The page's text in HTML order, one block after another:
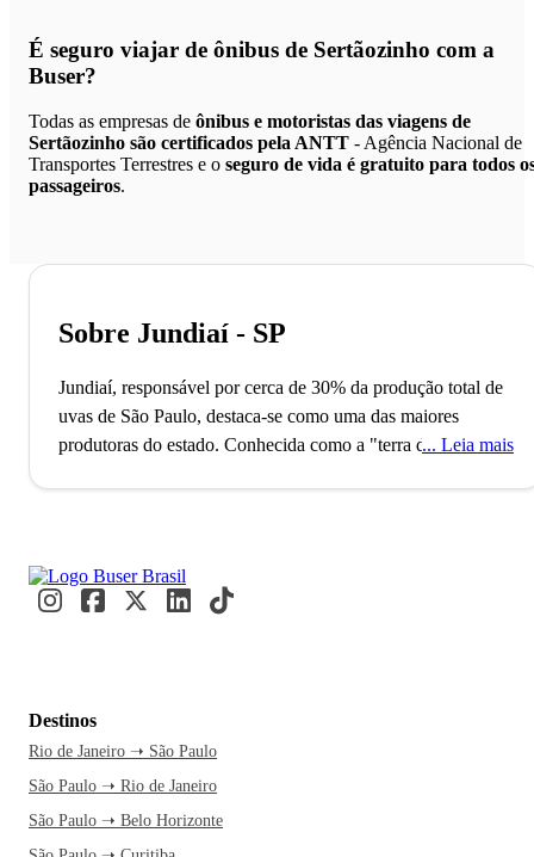
É seguro viajar de ônibus de Sertãozinho com a
Buser?
Todas as empresas de ônibus e motoristas das viagens de
Sertãozinho são certificados pela ANTT - Agência Nacional de
Transportes Terrestres e o seguro de vida é gratuito para todos
passageiros.
Sobre Jundiaí - SP
Jundiaí, responsável por cerca de 30% da produção total de
uvas de São Paulo, destaca-se como uma das maiores
produtoras do estado. Conhecida como a "terra da uva e do
Turística do Vinho, que é uma das principais atrações da
cidade, promete encantar os visitantes com o sabor dos
você aproveita o conforto e o tempo livre para relaxar, sem
se preocupar com a direção. O atendimento está disponível
24h, garantindo segurança e facilidade na sua experiência.
Quando o ônibus chega à rodoviária, você já pode sentir a
energia única do lugar.
Leia mais
Destinos
Rio de Janeiro ➝ São Paulo
São Paulo ➝ Rio de Janeiro
São Paulo ➝ Belo Horizonte